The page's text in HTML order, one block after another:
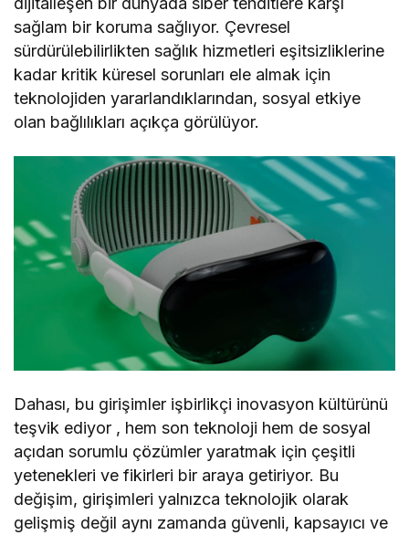
sağlam bir koruma sağlıyor. Çevresel
sürdürülebilirlikten sağlık hizmetleri eşitsizliklerine
kadar kritik küresel sorunları ele almak için
teknolojiden yararlandıklarından, sosyal etkiye
olan bağlılıkları açıkça görülüyor.
Dahası, bu girişimler işbirlikçi inovasyon kültürünü
teşvik ediyor , hem son teknoloji hem de sosyal
açıdan sorumlu çözümler yaratmak için çeşitli
yetenekleri ve fikirleri bir araya getiriyor. Bu
değişim, girişimleri yalnızca teknolojik olarak
gelişmiş değil aynı zamanda güvenli, kapsayıcı ve